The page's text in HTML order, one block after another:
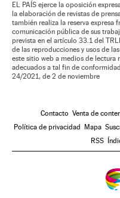
EL PAÍS ejerce la oposición
la elaboración de revistas de
también realiza la reserva
comunicación pública de sus
prevista en el artículo 33.1 del
de las reproducciones y usos de
este sitio web a medios de lectura
adecuados a tal fin de
24/2021, de 2 de noviembre
Contacto Venta de
Política de privacidad
Mapa
RSS